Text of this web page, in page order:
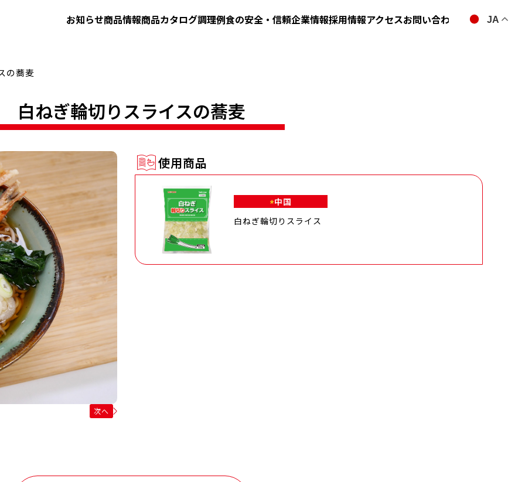
お知らせ商品情報商品カタログ調理例食の安全・信頼企業情報採用情報アクセスお問い合わせ
の蕎麦
白ねぎ輪切りスライスの蕎麦
次へ
使用商品
中国
白ねぎ輪切りスライス
JA